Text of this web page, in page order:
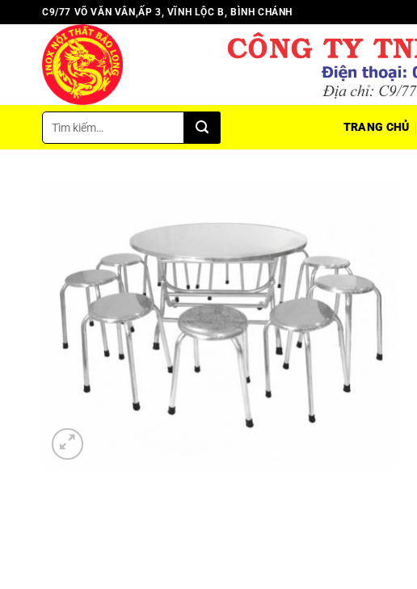
đến
C9/77 VÕ VĂN VÂN,ẤP 3, VĨNH LỘC B, BÌNH CHÁNH
Tìm
kiếm:
TRANG CHỦ